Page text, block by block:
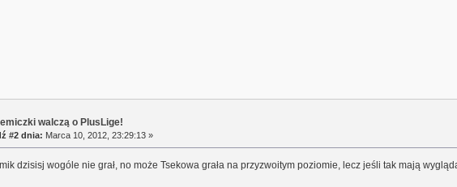
walczą o PlusLige!
#2 dnia: Marca 10, 2012, 23:29:13 »
dzisisj wogóle nie grał, no może Tsekowa grała na przyzwoitym poziomie, lecz jeśli tak mają